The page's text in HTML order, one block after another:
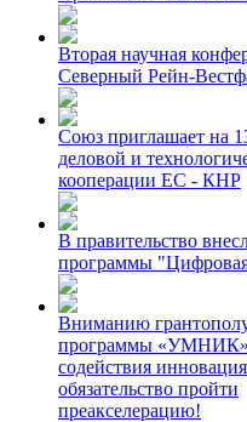
Вторая научная
Северный Рейн-
Союз приглашает на
деловой и
кооперации ЕС - КНР
В правительство
программы
Вниманию
программы
содействия
обязательство пройти
преакселерацию!